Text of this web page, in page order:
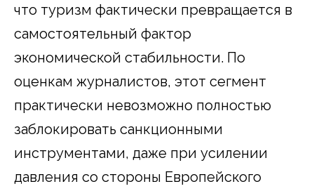
что туризм фактически превращается в
самостоятельный фактор
экономической стабильности. По
оценкам журналистов, этот сегмент
практически невозможно полностью
заблокировать санкционными
инструментами, даже при усилении
давления со стороны Европейского